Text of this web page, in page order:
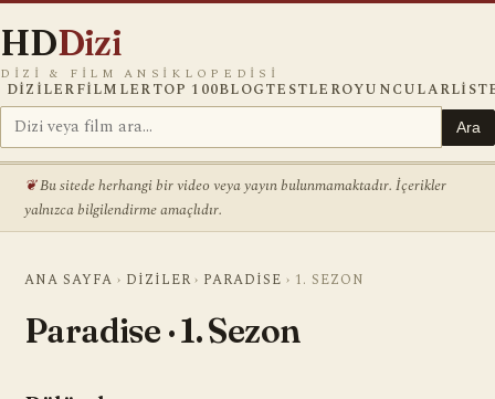
HDDizi
DIZI & FILM ANSIKLOPEDISI
DIZILERFILMLERTOP 100BLOGTESTLEROYUNCULAR
Ara
Bu sitede herhangi bir video veya yayın bulunmamaktadır. İçerikler
yalnızca bilgilendirme amaçlıdır.
ANA SAYFA › DIZILER › PARADISE › 1. SEZON
Paradise · 1. Sezon